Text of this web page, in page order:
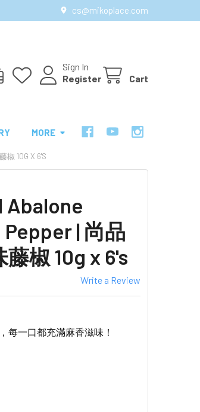
cs@mikoplace.com
Sign In
Register
Cart
MORE
椒 10G X 6'S
Abalone
| 尚品
椒 10g x 6's
Write a Review
每一口都充滿麻香滋味！